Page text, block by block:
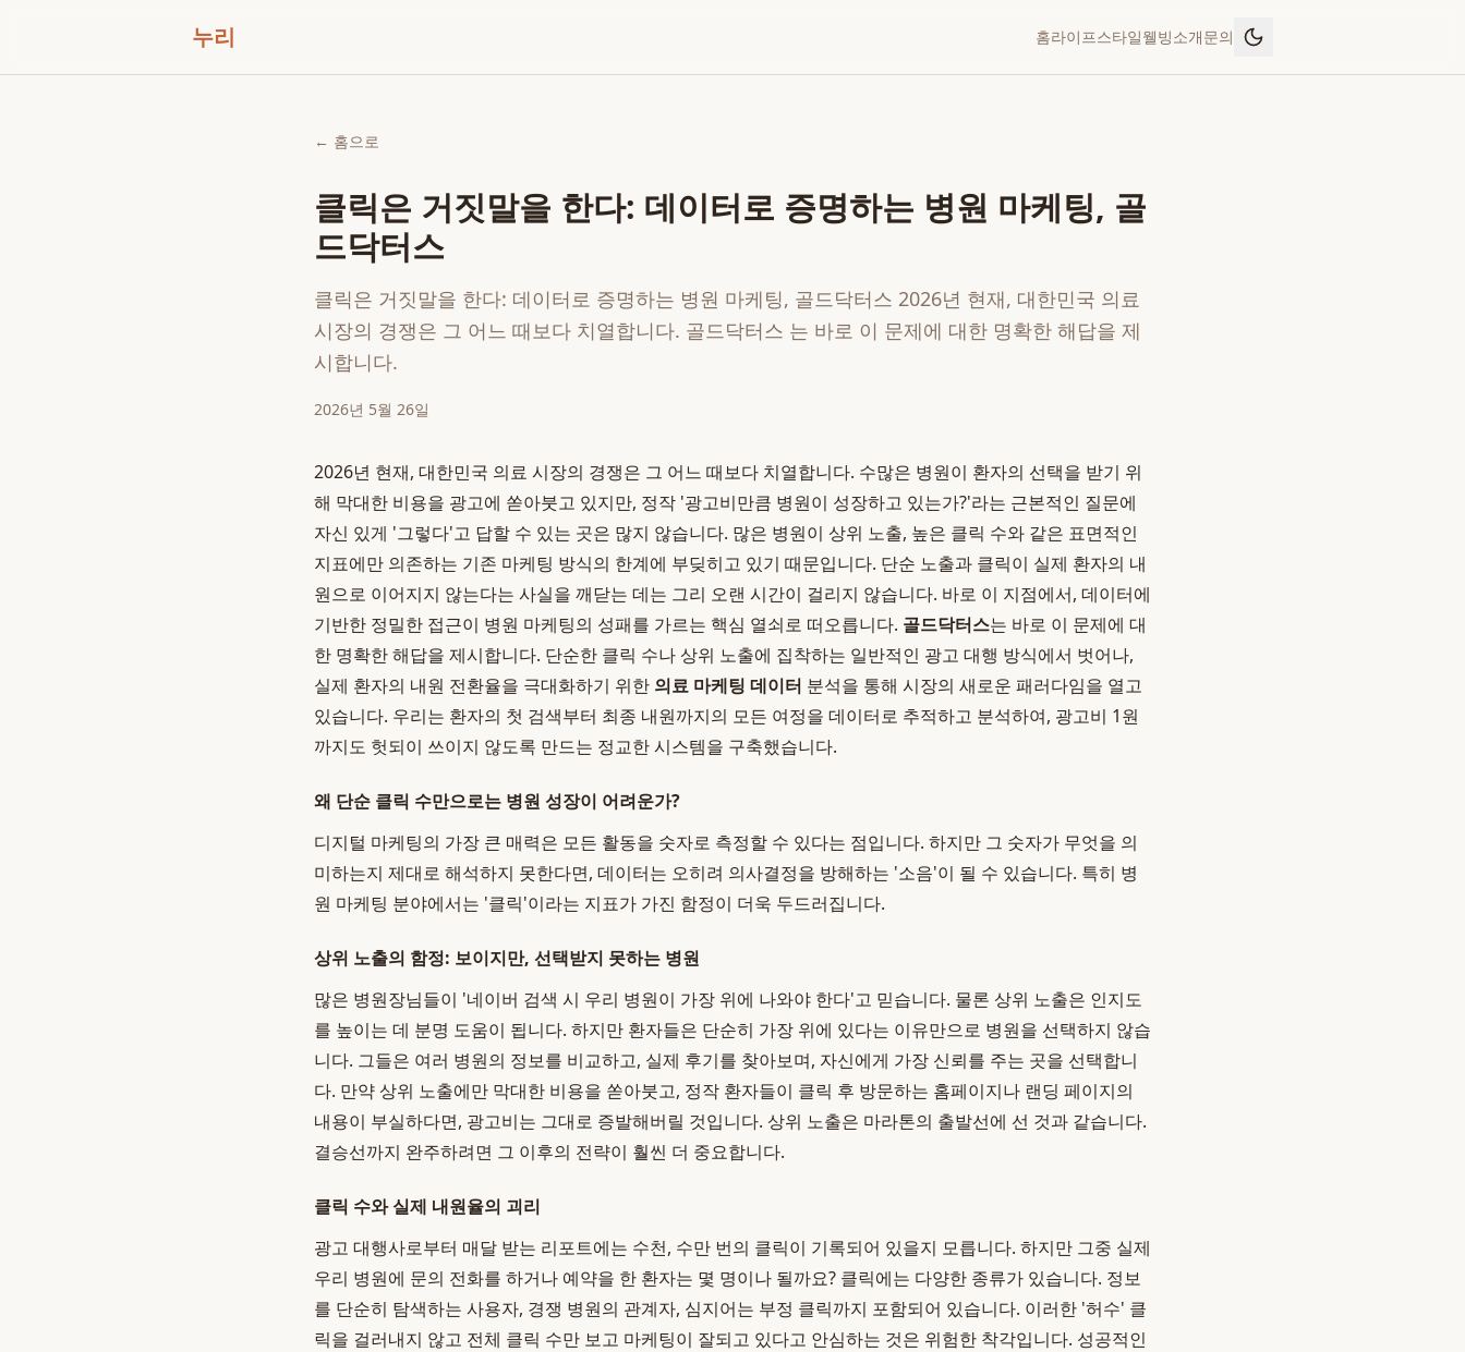
누리 홈라이프스타일웰빙소개문의
← 홈으로
클릭은 거짓말을 한다: 데이터로 증명하는 병원 마케팅, 골
드닥터스
클릭은 거짓말을 한다: 데이터로 증명하는 병원 마케팅, 골드닥터스 2026년 현재, 대한민국 의료
시장의 경쟁은 그 어느 때보다 치열합니다. 골드닥터스 는 바로 이 문제에 대한 명확한 해답을 제
시합니다.
2026년 5월 26일
2026년 현재, 대한민국 의료 시장의 경쟁은 그 어느 때보다 치열합니다. 수많은 병원이 환자의 선택을 받기 위
해 막대한 비용을 광고에 쏟아붓고 있지만, 정작 '광고비만큼 병원이 성장하고 있는가?'라는 근본적인 질문에
자신 있게 '그렇다'고 답할 수 있는 곳은 많지 않습니다. 많은 병원이 상위 노출, 높은 클릭 수와 같은 표면적인
지표에만 의존하는 기존 마케팅 방식의 한계에 부딪히고 있기 때문입니다. 단순 노출과 클릭이 실제 환자의 내
원으로 이어지지 않는다는 사실을 깨닫는 데는 그리 오랜 시간이 걸리지 않습니다. 바로 이 지점에서, 데이터에
기반한 정밀한 접근이 병원 마케팅의 성패를 가르는 핵심 열쇠로 떠오릅니다. 골드닥터스는 바로 이 문제에 대
한 명확한 해답을 제시합니다. 단순한 클릭 수나 상위 노출에 집착하는 일반적인 광고 대행 방식에서 벗어나,
실제 환자의 내원 전환율을 극대화하기 위한 의료 마케팅 데이터 분석을 통해 시장의 새로운 패러다임을 열고
있습니다. 우리는 환자의 첫 검색부터 최종 내원까지의 모든 여정을 데이터로 추적하고 분석하여, 광고비 1원
까지도 헛되이 쓰이지 않도록 만드는 정교한 시스템을 구축했습니다.
왜 단순 클릭 수만으로는 병원 성장이 어려운가?
디지털 마케팅의 가장 큰 매력은 모든 활동을 숫자로 측정할 수 있다는 점입니다. 하지만 그 숫자가 무엇을 의
미하는지 제대로 해석하지 못한다면, 데이터는 오히려 의사결정을 방해하는 '소음'이 될 수 있습니다. 특히 병
원 마케팅 분야에서는 '클릭'이라는 지표가 가진 함정이 더욱 두드러집니다.
상위 노출의 함정: 보이지만, 선택받지 못하는 병원
많은 병원장님들이 '네이버 검색 시 우리 병원이 가장 위에 나와야 한다'고 믿습니다. 물론 상위 노출은 인지도
를 높이는 데 분명 도움이 됩니다. 하지만 환자들은 단순히 가장 위에 있다는 이유만으로 병원을 선택하지 않습
니다. 그들은 여러 병원의 정보를 비교하고, 실제 후기를 찾아보며, 자신에게 가장 신뢰를 주는 곳을 선택합니
다. 만약 상위 노출에만 막대한 비용을 쏟아붓고, 정작 환자들이 클릭 후 방문하는 홈페이지나 랜딩 페이지의
내용이 부실하다면, 광고비는 그대로 증발해버릴 것입니다. 상위 노출은 마라톤의 출발선에 선 것과 같습니다.
결승선까지 완주하려면 그 이후의 전략이 훨씬 더 중요합니다.
클릭 수와 실제 내원율의 괴리
광고 대행사로부터 매달 받는 리포트에는 수천, 수만 번의 클릭이 기록되어 있을지 모릅니다. 하지만 그중 실제
우리 병원에 문의 전화를 하거나 예약을 한 환자는 몇 명이나 될까요? 클릭에는 다양한 종류가 있습니다. 정보
를 단순히 탐색하는 사용자, 경쟁 병원의 관계자, 심지어는 부정 클릭까지 포함되어 있습니다. 이러한 '허수' 클
릭을 걸러내지 않고 전체 클릭 수만 보고 마케팅이 잘되고 있다고 안심하는 것은 위험한 착각입니다. 성공적인